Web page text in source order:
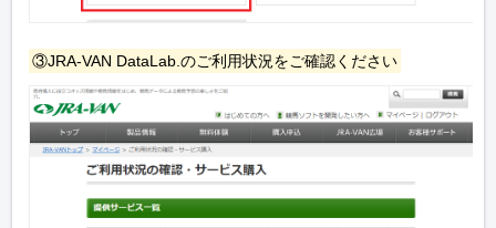
③JRA-VAN DataLab.のご利用状況をご確認ください